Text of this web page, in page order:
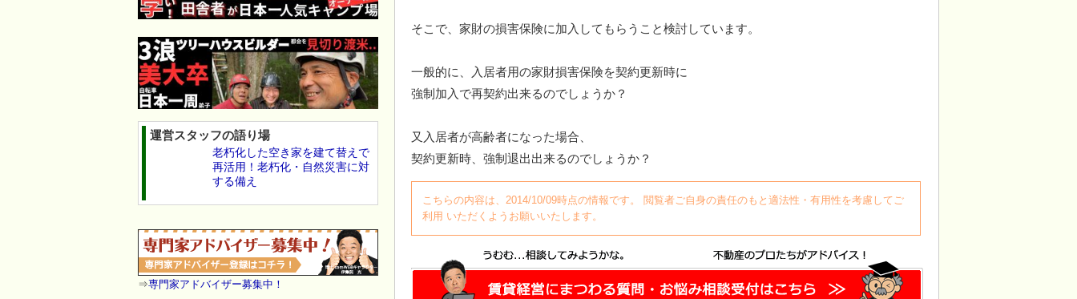
そこで、家財の損害保険に加入してもらうこと検討しています。
一般的に、入居者用の家財損害保険を契約更新時に
強制加入で再契約出来るのでしょうか？
又入居者が高齢者になった場合、
契約更新時、強制退出出来るのでしょうか？
こちらの内容は、2014/10/09時点の情報です。 閲覧者ご自身の責任のもと適法性・有用性を考慮してご
利用 いただくようお願いいたします。
運営スタッフの語り場
老朽化した空き家を建て替えで
再活用！老朽化・自然災害に対
する備え
⇒専門家アドバイザー募集中！